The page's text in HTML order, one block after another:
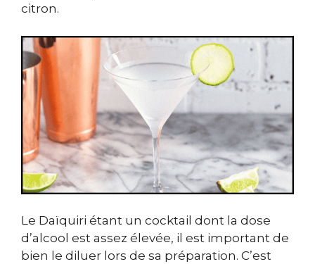
citron.
Le Daïquiri étant un cocktail dont la dose
d’alcool est assez élevée, il est important de
bien le diluer lors de sa préparation. C’est